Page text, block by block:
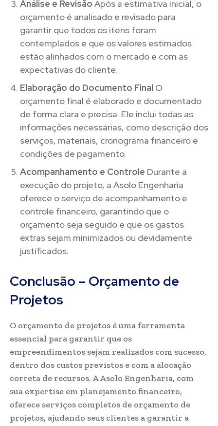
Análise e Revisão Após a estimativa inicial, o
orçamento é analisado e revisado para
garantir que todos os itens foram
contemplados e que os valores estimados
estão alinhados com o mercado e com as
expectativas do cliente.
Elaboração do Documento Final O
orçamento final é elaborado e documentado
de forma clara e precisa. Ele inclui todas as
informações necessárias, como descrição dos
serviços, materiais, cronograma financeiro e
condições de pagamento.
Acompanhamento e Controle Durante a
execução do projeto, a Asolo Engenharia
oferece o serviço de acompanhamento e
controle financeiro, garantindo que o
orçamento seja seguido e que os gastos
extras sejam minimizados ou devidamente
justificados.
Conclusão – Orçamento de
Projetos
O orçamento de projetos é uma ferramenta
essencial para garantir que os
empreendimentos sejam realizados com sucesso,
dentro dos custos previstos e com a alocação
correta de recursos. A Asolo Engenharia, com
sua expertise em planejamento financeiro,
oferece serviços completos de orçamento de
projetos, ajudando seus clientes a garantir a